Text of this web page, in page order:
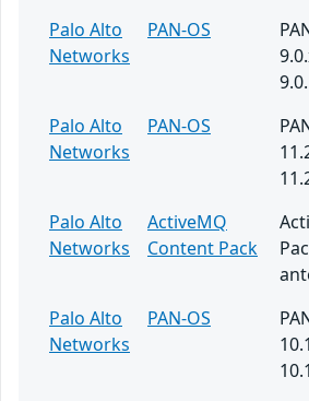
Palo Alto
Networks
PAN-OS
Palo Alto
Networks
PAN-OS
Palo Alto
Networks
ActiveMQ
Content Pack
Palo Alto
Networks
PAN-OS